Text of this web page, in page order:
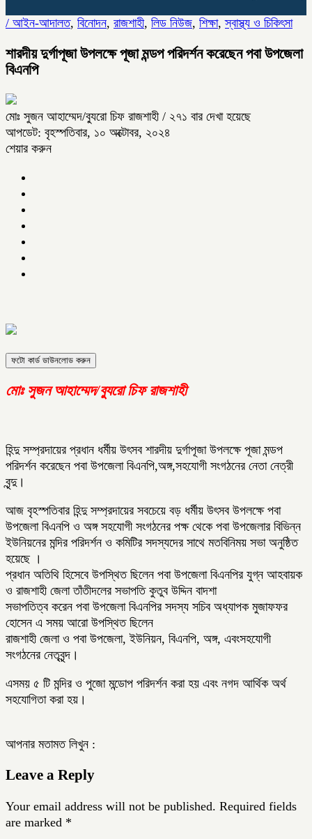
/ আইন-আদালত, বিনোদন, রাজশাহী, লিড নিউজ, শিক্ষা,স্বাস্থ্য ও চিকিৎসা
শারদীয় দুর্গাপূজা উপলক্ষে পূজা মন্ডপ পরিদর্শন করেছেন পবা উপজেলা
বিএনপি
মোঃ সুজন আহাম্মেদ/ব্যুরো চিফ রাজশাহী / ২৭১ বার দেখা হয়েছে
আপডেট: বৃহস্পতিবার, ১০ অক্টোবর, ২০২৪
শেয়ার করুন
ফটো কার্ড ডাউনলোড করুন
মোঃ সুজন আহাম্মেদ/ব্যুরো চিফ রাজশাহী
হিন্দু সম্প্রদায়ের প্রধান ধর্মীয় উৎসব শারদীয় দুর্গাপূজা উপলক্ষে পূজা মন্ডপ
পরিদর্শন করেছেন পবা উপজেলা বিএনপি,অঙ্গ,সহযোগী সংগঠনের নেতা নেত্রী
বৃন্দু।
আজ বৃহস্পতিবার হিন্দু সম্প্রদায়ের সবচেয়ে বড় ধর্মীয় উৎসব উপলক্ষে পবা
উপজেলা বিএনপি ও অঙ্গ সহযোগী সংগঠনের পক্ষ থেকে পবা উপজেলার বিভিন্ন
ইউনিয়নের মন্দির পরিদর্শন ও কমিটির সদস্যদের সাথে মতবিনিময় সভা অনুষ্ঠিত
হয়েছে ।
প্রধান অতিথি হিসেবে উপস্থিত ছিলেন পবা উপজেলা বিএনপির যুগ্ন আহবায়ক
ও রাজশাহী জেলা তাঁতীদলের সভাপতি কুতুব উদ্দিন বাদশা
সভাপতিত্ব করেন পবা উপজেলা বিএনপির সদস্য সচিব অধ্যাপক মুজাফফর
হোসেন এ সময় আরো উপস্থিত ছিলেন
রাজশাহী জেলা ও পবা উপজেলা, ইউনিয়ন, বিএনপি, অঙ্গ, এবংসহযোগী
সংগঠনের নেতৃবৃন্দ।
এসময় ৫ টি মন্দির ও পুজো মন্ডোপ পরিদর্শন করা হয় এবং নগদ আর্থিক অর্থ
সহযোগিতা করা হয়।
আপনার মতামত লিখুন :
Leave a Reply
Your email address will not be published. Required fields
are marked *